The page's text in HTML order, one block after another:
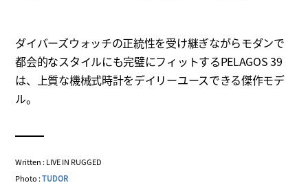
ダイバーズウォッチの正統性を受け継ぎながらモダンで
都会的なスタイルにも完璧にフィットするPELAGOS 39
は、上質な機械式時計をデイリーユースできる傑作モデ
ル。
Written : LIVE IN RUGGED
Photo :TUDOR